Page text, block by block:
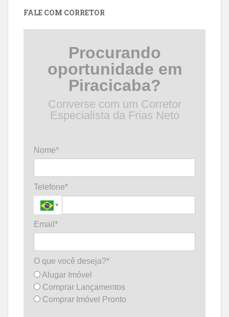
FALE COM CORRETOR
Procurando
oportunidade em
Piracicaba?
Converse com um Corretor
Especialista da Frias Neto
Nome*
Telefone*
Email*
O que você deseja?*
Alugar Imóvel
Comprar Lançamentos
Comprar Imóvel Pronto